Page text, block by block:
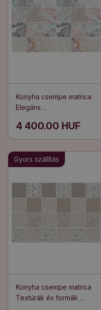
Konyha csempe matrica
Elegáns
4 400.00 HUF
Gyors szállítás
Konyha csempe matrica
Textúrák és formák